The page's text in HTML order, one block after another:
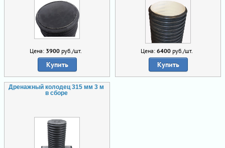
Цена: 3900 руб./шт.
Купить
Цена: 6400 руб./шт.
Купить
Дренажный колодец 315 мм 3 м
в сборе